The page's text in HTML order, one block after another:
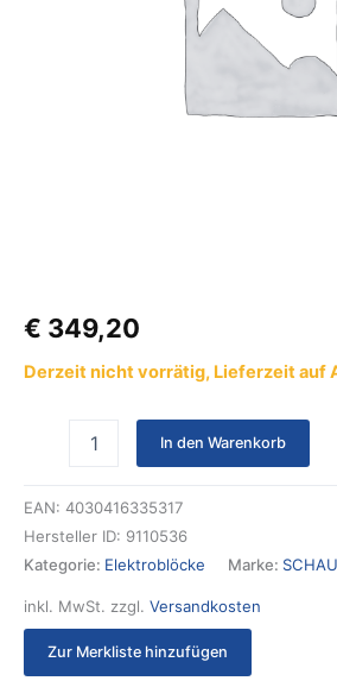
€ 349,20
Derzeit nicht vorrätig, Lieferzeit auf
In den Warenkorb
EAN: 4030416335317
Hersteller ID: 9110536
Kategorie: Elektroblöcke Marke:
inkl. MwSt. zzgl. Versandkosten
Zur Merkliste hinzufügen